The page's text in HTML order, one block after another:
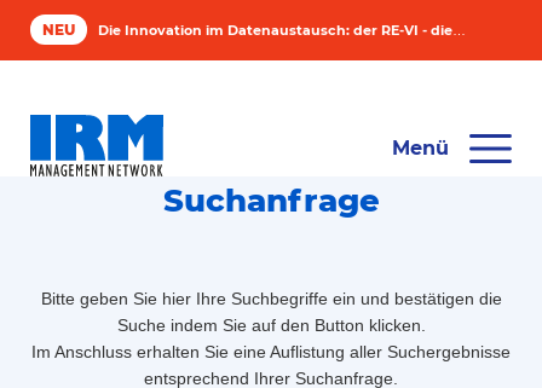
NEU Die Innovation im Datenaustausch: der RE-VI - die intelligente Lösung für Asset Manager
Menü
Suchanfrage
Bitte geben Sie hier Ihre Suchbegriffe ein und bestätigen die
Suche indem Sie auf den Button klicken.
Im Anschluss erhalten Sie eine Auflistung aller Suchergebnisse
entsprechend Ihrer Suchanfrage.